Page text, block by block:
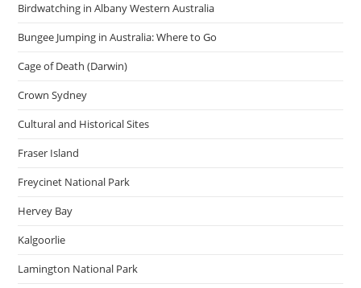
Birdwatching in Albany Western Australia
Bungee Jumping in Australia: Where to Go
Cage of Death (Darwin)
Crown Sydney
Cultural and Historical Sites
Fraser Island
Freycinet National Park
Hervey Bay
Kalgoorlie
Lamington National Park